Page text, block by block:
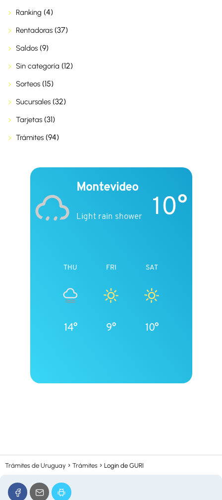
Ranking (4)
Rentadoras (37)
Saldos (9)
Sin categoría (12)
Sorteos (15)
Sucursales (32)
Tarjetas (31)
Trámites (94)
Montevideo
Light rain shower 10°
THU
14°
FRI
9°
SAT
10°
Trámites de Uruguay Trámites Login de GURI